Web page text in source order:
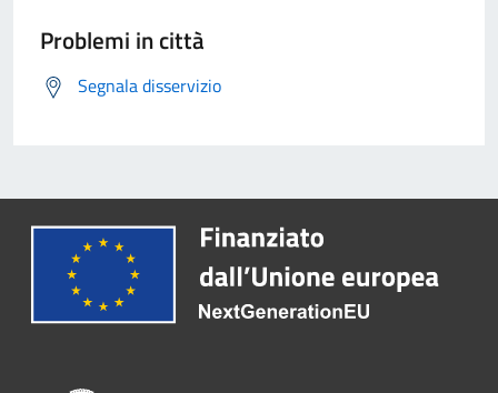
Problemi in città
Segnala disservizio